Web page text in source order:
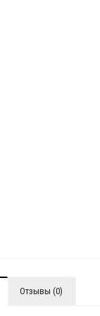
Отзывы (0)